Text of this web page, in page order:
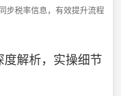
步税率信息，有效提升流程
解析，实操细节